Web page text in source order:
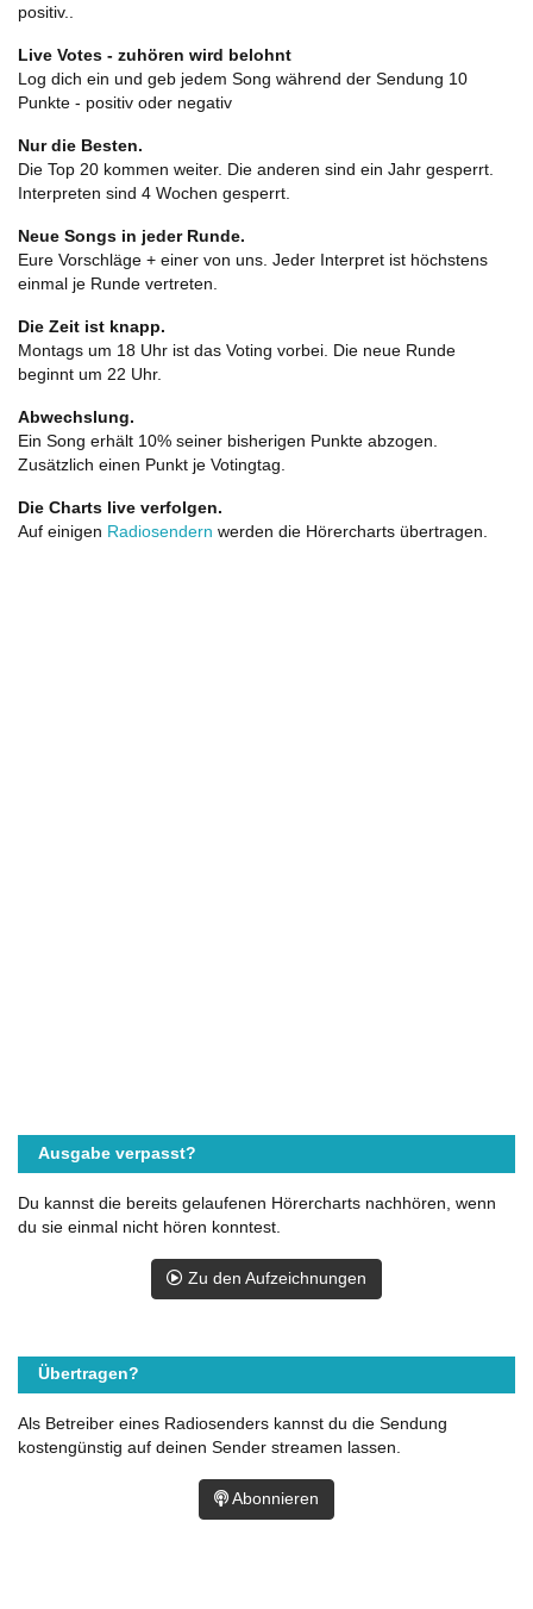
positiv..
Live Votes - zuhören wird belohnt
Log dich ein und geb jedem Song während der Sendung 10
Punkte - positiv oder negativ
Nur die Besten.
Die Top 20 kommen weiter. Die anderen sind ein Jahr gesperrt.
Interpreten sind 4 Wochen gesperrt.
Neue Songs in jeder Runde.
Eure Vorschläge + einer von uns. Jeder Interpret ist höchstens
einmal je Runde vertreten.
Die Zeit ist knapp.
Montags um 18 Uhr ist das Voting vorbei. Die neue Runde
beginnt um 22 Uhr.
Abwechslung.
Ein Song erhält 10% seiner bisherigen Punkte abzogen.
Zusätzlich einen Punkt je Votingtag.
Die Charts live verfolgen.
Auf einigen Radiosendern werden die Hörercharts übertragen.
Ausgabe verpasst?
Du kannst die bereits gelaufenen Hörercharts nachhören, wenn
du sie einmal nicht hören konntest.
Zu den Aufzeichnungen
Übertragen?
Als Betreiber eines Radiosenders kannst du die Sendung
kostengünstig auf deinen Sender streamen lassen.
Abonnieren